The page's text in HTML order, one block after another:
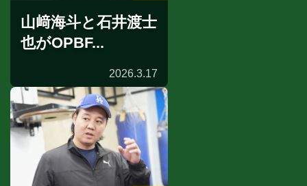
山﨑海斗と石井渡士
也がOPBF...
2026.3.17